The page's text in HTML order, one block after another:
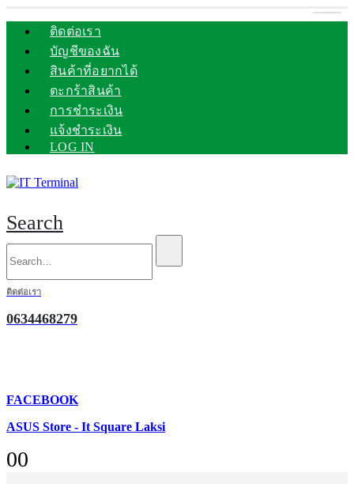
ติดต่อเรา
บัญชีของฉัน
สินค้าที่อยากได้
ตะกร้าสินค้า
การชำระเงิน
แจ้งชำระเงิน
LOG IN
Search
ติดต่อเรา
0634468279
FACEBOOK
ASUS Store - It Square Laksi
00